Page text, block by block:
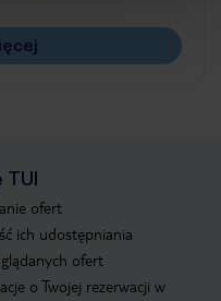
ofert
ich udostępniania
ofert
o Twojej rezerwacji w